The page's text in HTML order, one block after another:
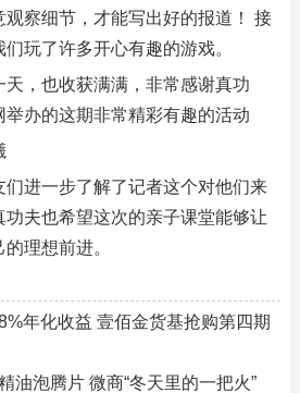
察细节，才能写出好的报道！ 接
玩了许多开心有趣的游戏。
天，也收获满满，非常感谢真功
办的这期非常精彩有趣的活动
们进一步了解了记者这个对他们来
夫也希望这次的亲子课堂能够让
理想前进。
年化收益 壹佰金货基抢购第四期
油泡腾片 微商“冬天里的一把火”